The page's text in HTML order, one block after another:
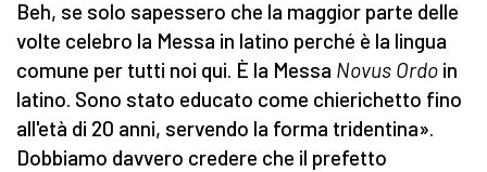
Beh, se solo sapessero che la maggior parte delle
volte celebro la Messa in latino perché è la lingua
comune per tutti noi qui. È la Messa Novus Ordo in
latino. Sono stato educato come chierichetto fino
all'età di 20 anni, servendo la forma tridentina».
Dobbiamo davvero credere che il prefetto